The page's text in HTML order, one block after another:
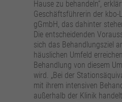
Hause zu behandeln“,
Geschäftsführerin der kbo-
gGmbH, das dahinter
Die entscheidenden
sich das Behandlungsziel
häuslichen Umfeld
Behandlung von diesem
wird. „Bei der
mit ihrem intensiven
außerhalb der Klinik